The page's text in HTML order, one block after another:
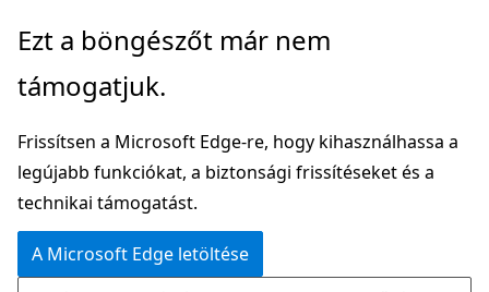
Ugrás
fő
Ezt a böngészőt már nem
támogatjuk.
Frissítsen a Microsoft Edge-re, hogy kihasználhassa a
legújabb funkciókat, a biztonsági frissítéseket és a
technikai támogatást.
A Microsoft Edge letöltése